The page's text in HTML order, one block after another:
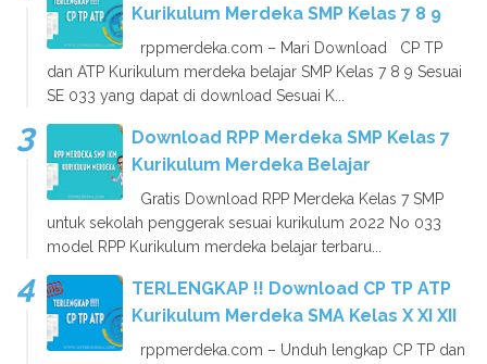
Kurikulum Merdeka SMP Kelas 7 8 9
rppmerdeka.com – Mari Download CP TP
dan ATP Kurikulum merdeka belajar SMP Kelas 7 8 9 Sesuai
SE 033 yang dapat di download Sesuai K...
Download RPP Merdeka SMP Kelas 7
Kurikulum Merdeka Belajar
Gratis Download RPP Merdeka Kelas 7 SMP
untuk sekolah penggerak sesuai kurikulum 2022 No 033
model RPP Kurikulum merdeka belajar terbaru...
TERLENGKAP !! Download CP TP ATP
Kurikulum Merdeka SMA Kelas X XI XII
rppmerdeka.com – Unduh lengkap CP TP dan